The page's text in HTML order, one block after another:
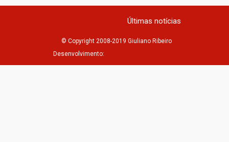
Últimas notícias
© Copyright 2008-2019 Giuliano Ribeiro
Desenvolvimento: